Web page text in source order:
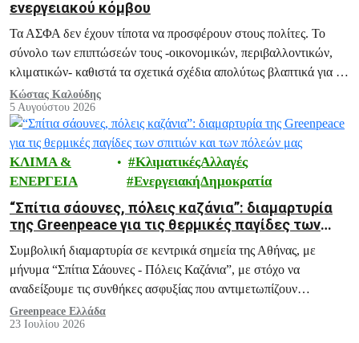
ενεργειακού κόμβου
Τα ΑΣΦΑ δεν έχουν τίποτα να προσφέρουν στους πολίτες. Το
σύνολο των επιπτώσεών τους -οικονομικών, περιβαλλοντικών,
κλιματικών- καθιστά τα σχετικά σχέδια απολύτως βλαπτικά για το
μέλλον της Ελλάδας.
Κώστας Καλούδης
5 Αυγούστου 2026
ΚΛΙΜΑ &
ΕΝΕΡΓΕΙΑ
ΚλιματικέςΑλλαγές
ΕνεργειακήΔημοκρατία
“Σπίτια σάουνες, πόλεις καζάνια”: διαμαρτυρία
της Greenpeace για τις θερμικές παγίδες των
σπιτιών και των πόλεών μας
Συμβολική διαμαρτυρία σε κεντρικά σημεία της Αθήνας, με
μήνυμα “Σπίτια Σάουνες - Πόλεις Καζάνια”, με στόχο να
αναδείξουμε τις συνθήκες ασφυξίας που αντιμετωπίζουν
εκατομμύρια πολίτες κάθε καλοκαίρι, και ειδικά σε περιόδους
καύσωνα, μέσα στα ίδια τους τα σπίτια.
Greenpeace Ελλάδα
23 Ιουλίου 2026